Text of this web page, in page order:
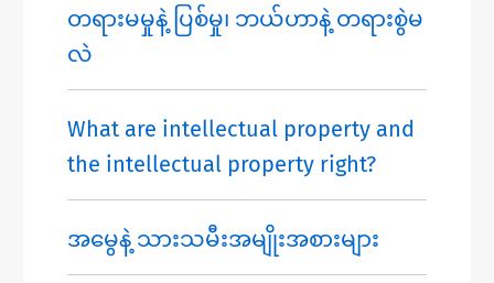
တရားမမှုနဲ့ ပြစ်မှု၊ ဘယ်ဟာနဲ့ တရားစွဲမ
လဲ
What are intellectual property and
the intellectual property right?
အမွေနဲ့ သားသမီးအမျိုးအစားများ